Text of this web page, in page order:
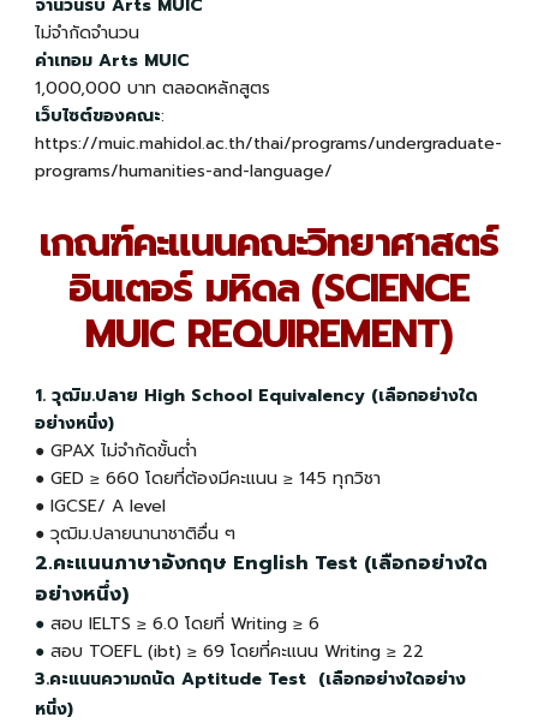
จำนวนรับ Arts MUIC
ไม่จำกัดจำนวน
ค่าเทอม Arts MUIC
1,000,000 บาท ตลอดหลักสูตร
เว็บไซต์ของคณะ:
https://muic.mahidol.ac.th/thai/programs/undergraduate-
programs/humanities-and-language/
เกณฑ์คะแนนคณะวิทยาศาสตร์
อินเตอร์ มหิดล (SCIENCE
MUIC REQUIREMENT)
1. วุฒิม.ปลาย High School Equivalency (เลือกอย่างใด
อย่างหนึ่ง)
● GPAX ไม่จำกัดขั้นต่ำ
● GED ≥ 660 โดยที่ต้องมีคะแนน ≥ 145 ทุกวิชา
● IGCSE/ A level
● วุฒิม.ปลายนานาชาติอื่น ๆ
2.คะแนนภาษาอังกฤษ English Test (เลือกอย่างใด
อย่างหนึ่ง)
● สอบ IELTS ≥ 6.0 โดยที่ Writing ≥ 6
● สอบ TOEFL (ibt) ≥ 69 โดยที่คะแนน Writing ≥ 22
3.คะแนนความถนัด Aptitude Test (เลือกอย่างใดอย่าง
หนึ่ง)